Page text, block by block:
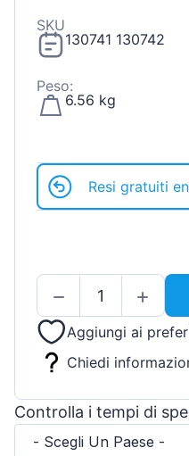
SKU
130741 130742
Peso:
6.56 kg
Resi gratuiti
Aggiungi ai
Chiedi
Controlla i tempi di
- Scegli Un Paese -